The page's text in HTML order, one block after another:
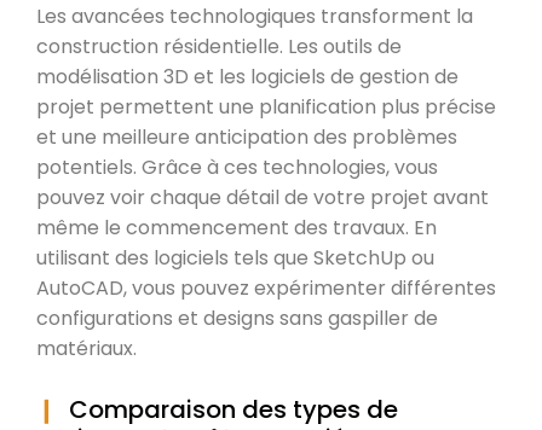
Les avancées technologiques transforment la
construction résidentielle. Les outils de
modélisation 3D et les logiciels de gestion de
projet permettent une planification plus précise
et une meilleure anticipation des problèmes
potentiels. Grâce à ces technologies, vous
pouvez voir chaque détail de votre projet avant
même le commencement des travaux. En
utilisant des logiciels tels que SketchUp ou
AutoCAD, vous pouvez expérimenter différentes
configurations et designs sans gaspiller de
matériaux.
Comparaison des types de